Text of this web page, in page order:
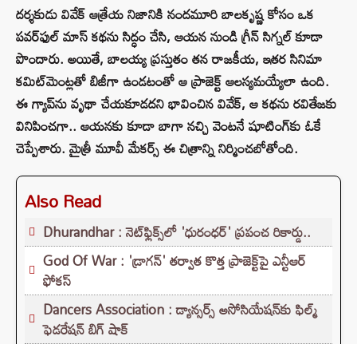
దర్శకుడు వివేక్ ఆత్రేయ నిజానికి నందమూరి బాలకృష్ణ కోసం ఒక
పవర్‌ఫుల్ మాస్ కథను సిద్ధం చేసి, ఆయన నుండి గ్రీన్ సిగ్నల్ కూడా
పొందారు. అయితే, బాలయ్య ప్రస్తుతం తన రాజకీయ, ఇతర సినిమా
కమిట్‌మెంట్లతో బిజీగా ఉండటంతో ఆ ప్రాజెక్ట్ ఆలస్యమయ్యేలా ఉంది.
ఈ గ్యాప్‌ను వృథా చేయకూడదని భావించిన వివేక్, ఆ కథను రవితేజకు
వినిపించగా.. ఆయనకు కూడా బాగా నచ్చి వెంటనే షూటింగ్‌కు ఓకే
చెప్పేశారు. మైత్రీ మూవీ మేకర్స్ ఈ చిత్రాన్ని నిర్మించబోతోంది.
Also Read
Dhurandhar : నెట్‌ఫ్లిక్స్‌లో 'ధురంధర్' ప్రపంచ రికార్డు..
God Of War : 'డ్రాగన్' తర్వాత కొత్త ప్రాజెక్ట్‌పై ఎన్టీఆర్
ఫోకస్
Dancers Association : డ్యాన్సర్స్ అసోసియేషన్‌కు ఫిల్మ్
ఫెడరేషన్ బిగ్ షాక్